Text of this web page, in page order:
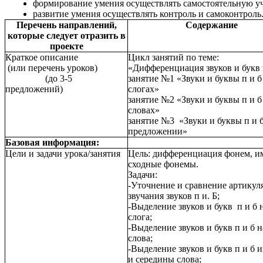
формирование умения осуществлять самостоятельную
развитие умения осуществлять контроль и самоконтроль.
Перечень направлений,
которые следует отразить в
проекте
Содержание
Краткое описание
(или перечень уроков)
(до 3-5
предложений)
Цикл занятий по теме:
«Дифференциация звуков и букв
занятие №1 «Звуки и буквы п и
слогах»
занятие №2 «Звуки и буквы п и
словах»
занятие №3 «Звуки и буквы п и
предложении»
Базовая информация:
Цели и задачи урока/занятия
Цель: дифференциация фонем,
сходные фонемы.
Задачи:
-Уточнение и сравнение
звучания звуков п и. Б;
-Выделение звуков и букв п и б
слога;
-Выделение звуков и букв п и б
слова;
-Выделение звуков и букв п и б
и середины слова;